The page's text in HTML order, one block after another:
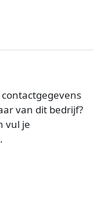
van dit bedrijf?
vul je